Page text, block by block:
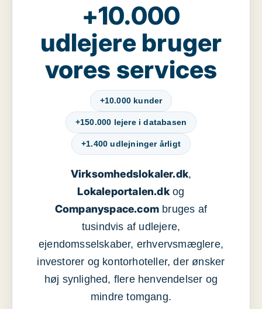
+10.000
udlejere bruger
vores services
+10.000 kunder
+150.000 lejere i databasen
+1.400 udlejninger årligt
Virksomhedslokaler.dk,
Lokaleportalen.dkog
Companyspace.com bruges af
tusindvis af udlejere,
ejendomsselskaber, erhvervsmæglere,
investorer og kontorhoteller, der ønsker
høj synlighed, flere henvendelser og
mindre tomgang.